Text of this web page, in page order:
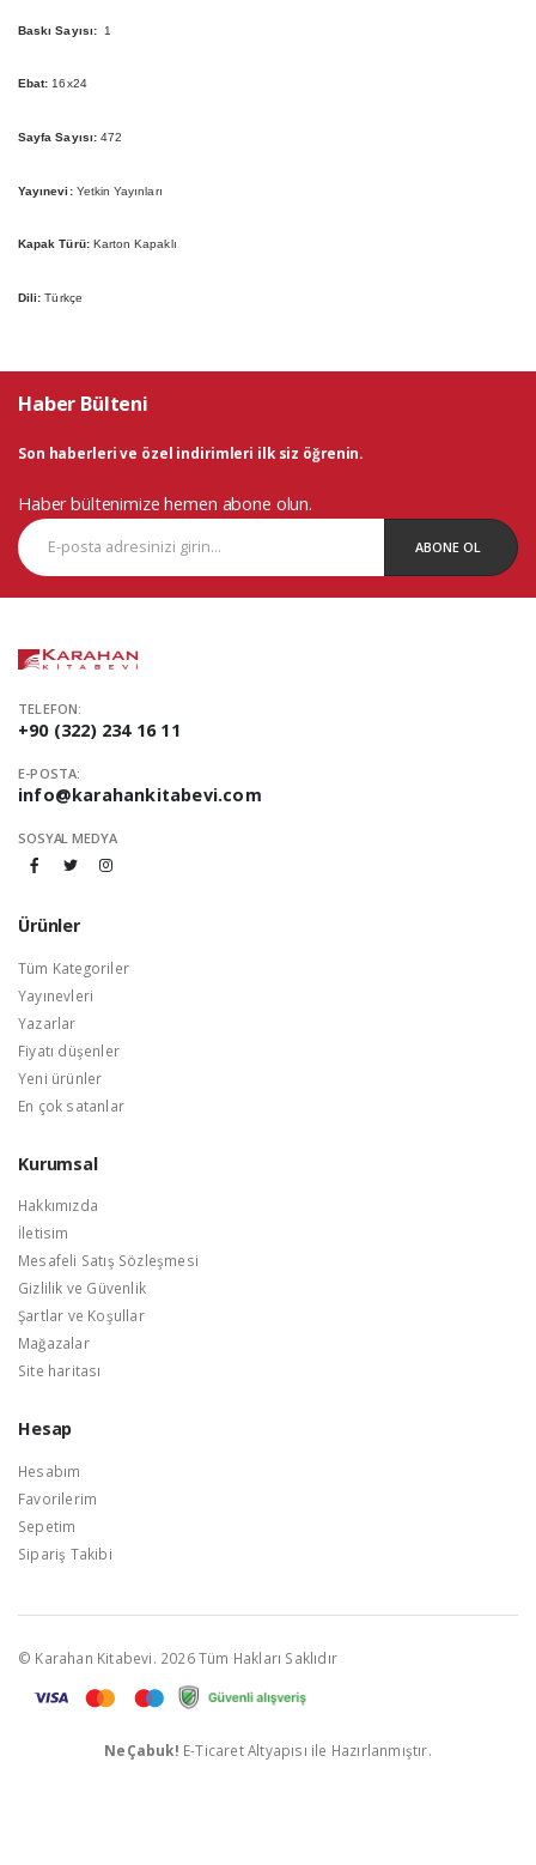
Baskı Sayısı: 1
Ebat: 16x24
Sayfa Sayısı: 472
Yayınevi: Yetkin Yayınları
Kapak Türü:Karton Kapaklı
Dili: Türkçe
Haber Bülteni
Son haberleri ve özel indirimleri ilk siz öğrenin.
Haber bültenimize hemen abone olun.
ABONE OL
TELEFON:
+90 (322) 234 16 11
E-POSTA:
info@karahankitabevi.com
SOSYAL MEDYA
Ürünler
Tüm Kategoriler
Yayınevleri
Yazarlar
Fiyatı düşenler
Yeni ürünler
En çok satanlar
Kurumsal
Hakkımızda
İletisim
Mesafeli Satış Sözleşmesi
Gizlilik ve Güvenlik
Şartlar ve Koşullar
Mağazalar
Site haritası
Hesap
Hesabım
Favorilerim
Sepetim
Sipariş Takibi
© Karahan Kitabevi. 2026 Tüm Hakları Saklıdır
NeÇabuk! E-Ticaret Altyapısı ile Hazırlanmıştır.